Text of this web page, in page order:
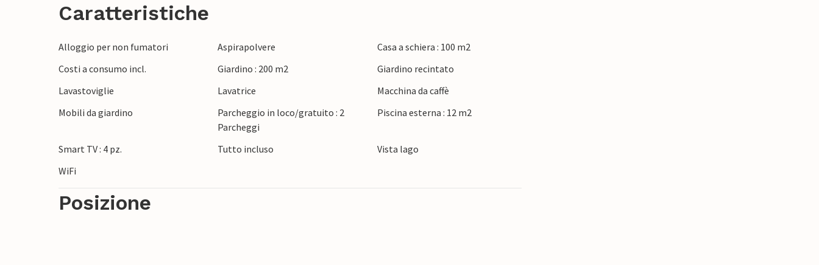
natura circostante. La piscina privata offre refrigerio nelle giornate più calde, mentre le
trascorrete ore indimenticabili con la famiglia o gli amici.
Esplorate il vicino Lago Trasimeno e fate una gita in barca o in bicicletta. Visitate le città
storiche di Perugia e Assisi per scoprire la cultura e la storia dell'Umbria. Assaporate la
cucina locale nei ristoranti tradizionali e lasciatevi incantare dal paesaggio.
Caratteristiche
Alloggio per non fumatori Aspirapolvere
Casa a schiera : 100 m2
Costi a consumo incl.
Giardino : 200 m2
Giardino recintato
Lavastoviglie
Lavatrice
Macchina da caffè
Mobili da giardino
Parcheggio in loco/gratuito : 2
Parcheggi
Piscina esterna : 12 m2
Smart TV : 4 pz. Tutto incluso
Vista lago
WiFi
Posizione